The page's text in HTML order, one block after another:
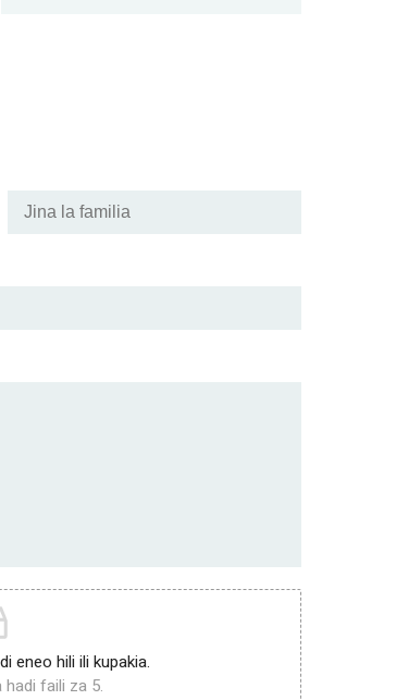
eneo hili ili kupakia.
hadi faili za 5.